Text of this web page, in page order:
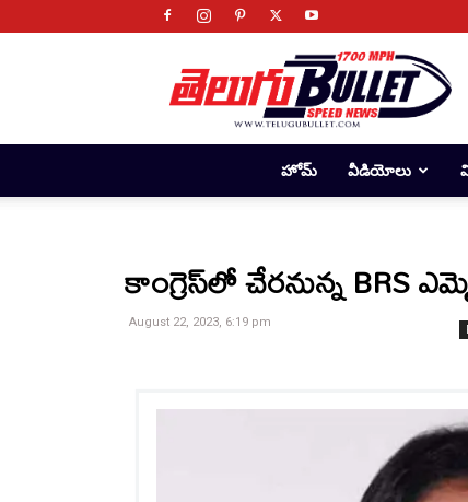
Telugu
Bullet
హోమ్ వీడియోలు
కాంగ్రెస్‌లో చేరనున్న BRS
August 22, 2023, 6:19 pm